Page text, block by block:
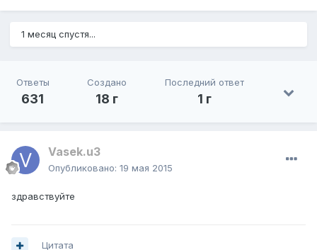
1 месяц спустя...
Ответы
631
Создано
18 г
Последний ответ
1 г
Vasek.u3
Опубликовано: 19 мая 2015
здравствуйте
Цитата